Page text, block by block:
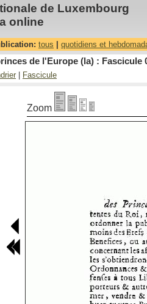
de Luxembourg
online
tous quotidiens et
de l'Europe (la) : Fascicule
Fascicule
Zoom